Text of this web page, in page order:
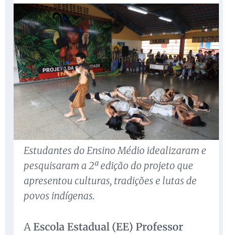
Estudantes do Ensino Médio idealizaram e
pesquisaram a 2ª edição do projeto que
apresentou culturas, tradições e lutas de
povos indígenas.
A Escola Estadual (EE) Professor